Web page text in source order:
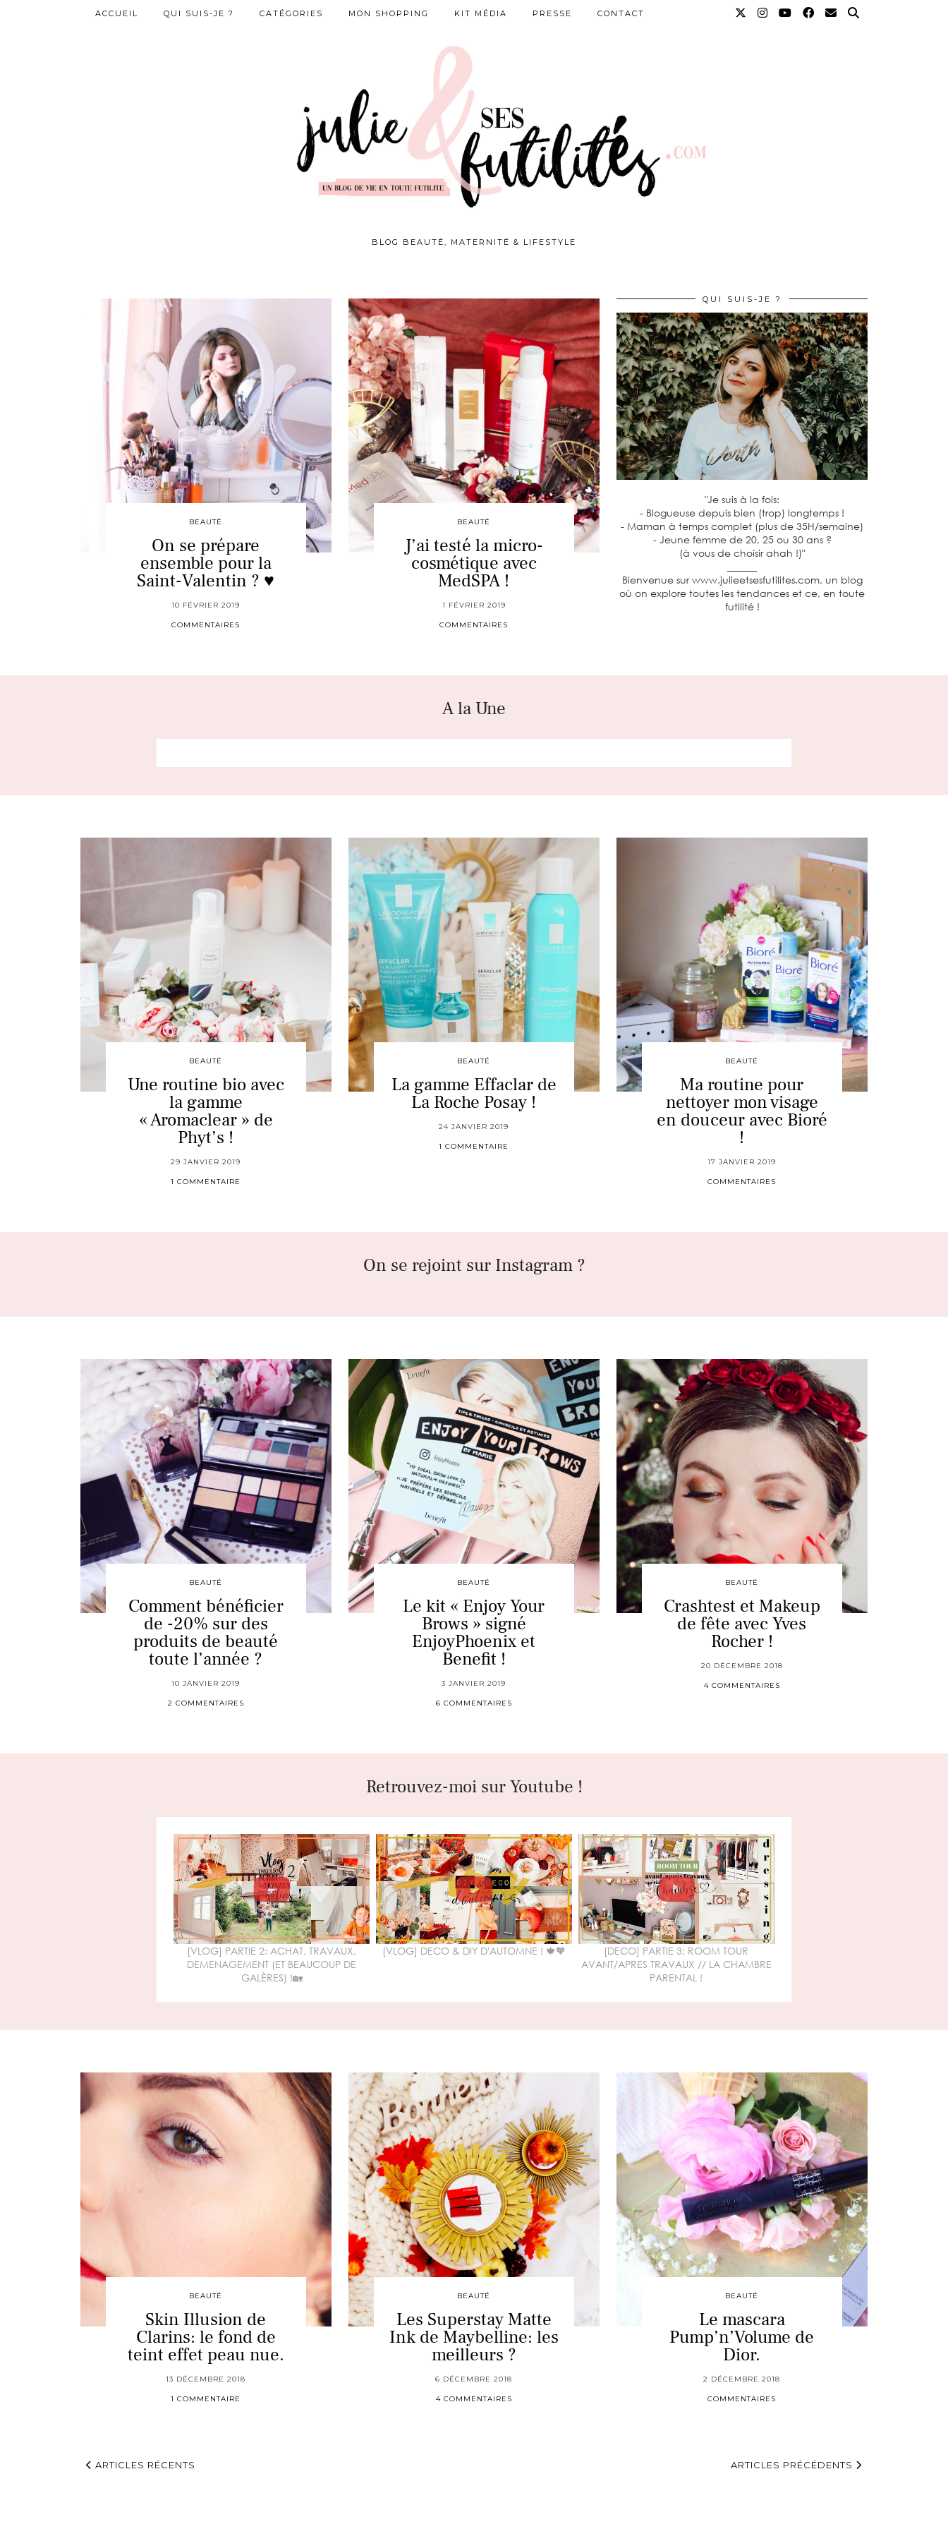
BLOG BEAUTÉ, MATERNITÉ & LIFESTYLE
ACCUEIL QUI SUIS-JE ? CATÉGORIES MON SHOPPING KIT MÉDIA PRESSE CONTACT
BEAUTÉ
On se prépare
ensemble pour la
Saint-Valentin ? ♥
10 FÉVRIER 2019
COMMENTAIRES
BEAUTÉ
J’ai testé la micro-
cosmétique avec
MedSPA !
1 FÉVRIER 2019
COMMENTAIRES
QUI SUIS-JE ?
"Je suis à la fois:
- Blogueuse depuis bien (trop) longtemps !
- Maman à temps complet (plus de 35H/semaine)
- Jeune femme de 20, 25 ou 30 ans ?
(à vous de choisir ahah !)"
Bienvenue sur www.julieetsesfutilites.com, un blog
où on explore toutes les tendances et ce, en toute
futilité !
A la Une
BEAUTÉ
Une routine bio avec
la gamme
« Aromaclear » de
Phyt’s !
29 JANVIER 2019
1 COMMENTAIRE
BEAUTÉ
La gamme Effaclar de
La Roche Posay !
24 JANVIER 2019
1 COMMENTAIRE
BEAUTÉ
Ma routine pour
nettoyer mon visage
en douceur avec Bioré
!
17 JANVIER 2019
COMMENTAIRES
On se rejoint sur Instagram ?
BEAUTÉ
Comment bénéficier
de -20% sur des
produits de beauté
toute l’année ?
10 JANVIER 2019
2 COMMENTAIRES
BEAUTÉ
Le kit « Enjoy Your
Brows » signé
EnjoyPhoenix et
Benefit !
3 JANVIER 2019
6 COMMENTAIRES
BEAUTÉ
Crashtest et Makeup
de fête avec Yves
Rocher !
20 DÉCEMBRE 2018
4 COMMENTAIRES
Retrouvez-moi sur Youtube !
[VLOG] PARTIE 2: ACHAT, TRAVAUX,
DEMENAGEMENT (ET BEAUCOUP DE
GALÈRES) !🏡
[VLOG] DECO & DIY D'AUTOMNE ! 🍁🧡
[DECO] PARTIE 3: ROOM TOUR
AVANT/APRES TRAVAUX // LA CHAMBRE
PARENTAL !
BEAUTÉ
Skin Illusion de
Clarins: le fond de
teint effet peau nue.
13 DÉCEMBRE 2018
1 COMMENTAIRE
BEAUTÉ
Les Superstay Matte
Ink de Maybelline: les
meilleurs ?
6 DÉCEMBRE 2018
4 COMMENTAIRES
BEAUTÉ
Le mascara
Pump’n’Volume de
Dior.
2 DÉCEMBRE 2018
COMMENTAIRES
ARTICLES RÉCENTS ARTICLES PRÉCÉDENTS